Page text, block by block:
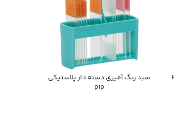
سبد رنگ آميزي دسته دار پلاستيكي
pip